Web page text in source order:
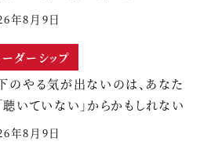
年8月9日
ーダーシップ
のやる気が出ないのは、あなた
聴いていない」からかもしれない
年8月9日